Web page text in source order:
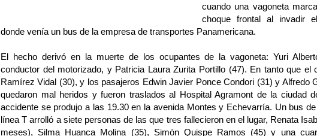
cuando una vagoneta
choque frontal al invadir
donde venía un bus de la empresa de transportes Panamericana.
El hecho derivó en la muerte de los ocupantes de la vagoneta: Yuri
conductor del motorizado, y Patricia Laura Zurita Portillo (47). En tanto que el
Ramírez Vidal (30), y los pasajeros Edwin Javier Ponce Condori (31) y Alfredo
quedaron mal heridos y fueron traslados al Hospital Agramont de la ciudad
accidente se produjo a las 19.30 en la avenida Montes y Echevarría. Un bus
línea T arrolló a siete personas de las que tres fallecieron en el lugar, Renata
meses), Silma Huanca Molina (35), Simón Quispe Ramos (45) y una